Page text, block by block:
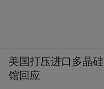
美国打压进口多晶
馆回应